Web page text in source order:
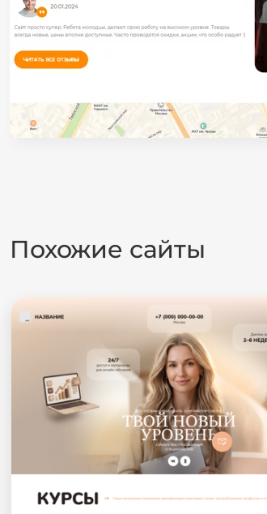
Похожие сайты